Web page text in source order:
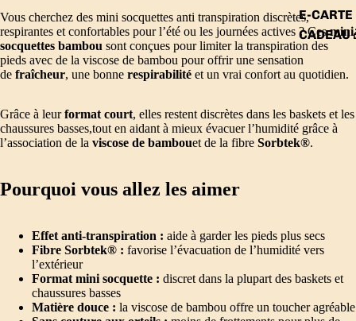
E-CARTE
CADEAU
Vous cherchez des mini socquettes anti transpiration discrètes,
respirantes et confortables pour l’été ou les journées actives ? Cesmini
socquettes bambou sont conçues pourlimiter la transpiration des
pieds avec de la viscose de bambou pour offrir une sensation
de fraîcheur, une bonne respirabilité et un vrai confort au quotidien.
Grâce à leurformat court, elles restent discrètes dans les baskets et les
chaussures basses,tout en aidant à mieux évacuer l’humidité grâce à
l’association de la viscose de bambouet de la fibre Sorbtek®.
Pourquoi vous allez les aimer
Effet anti-transpiration : aide à garder les pieds plus secs
Fibre Sorbtek® : favorise l’évacuation de l’humidité vers
l’extérieur
Format mini socquette : discret dans la plupart des baskets et
chaussures basses
Matière douce : la viscose de bambou offre un toucher agréable